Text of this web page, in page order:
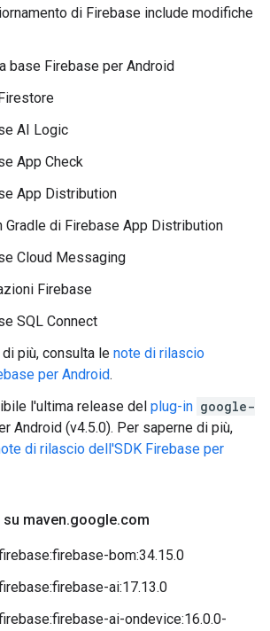
di Firebase include modifiche
base Firebase per Android
AI Logic
App Check
App Distribution
Gradle di Firebase App Distribution
Cloud Messaging
Firebase
SQL Connect
più, consulta le note di rilascio
per Android.
l'ultima release del plug-in google-
Android (v4.5.0). Per saperne di più,
di rilascio dell'SDK Firebase per
maven.google.com
bom:34.15.0
ai:17.13.0
ai-ondevice:16.0.0-